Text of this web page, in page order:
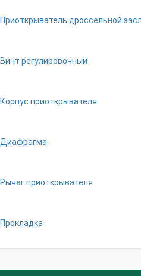
Приоткрыватель дроссельной
Винт регулировочный
Корпус приоткрывателя
Диафрагма
Рычаг приоткрывателя
Прокладка